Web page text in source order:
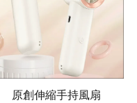
原創伸縮手持風扇